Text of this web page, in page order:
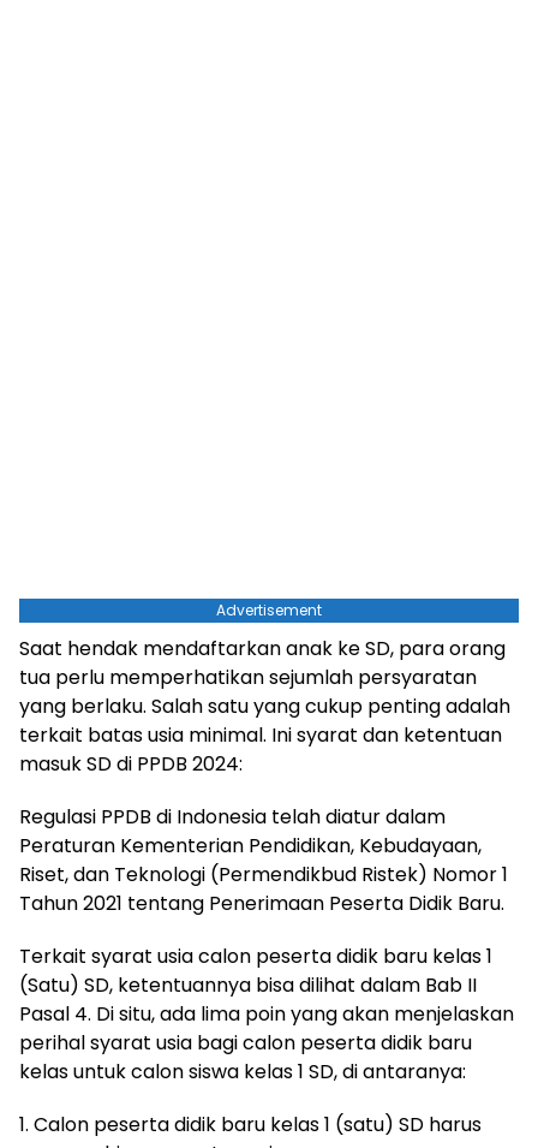
Advertisement
Saat hendak mendaftarkan anak ke SD, para orang
tua perlu memperhatikan sejumlah persyaratan
yang berlaku. Salah satu yang cukup penting adalah
terkait batas usia minimal. Ini syarat dan ketentuan
masuk SD di PPDB 2024:
Regulasi PPDB di Indonesia telah diatur dalam
Peraturan Kementerian Pendidikan, Kebudayaan,
Riset, dan Teknologi (Permendikbud Ristek) Nomor 1
Tahun 2021 tentang Penerimaan Peserta Didik Baru.
Terkait syarat usia calon peserta didik baru kelas 1
(Satu) SD, ketentuannya bisa dilihat dalam Bab II
Pasal 4. Di situ, ada lima poin yang akan menjelaskan
perihal syarat usia bagi calon peserta didik baru
kelas untuk calon siswa kelas 1 SD, di antaranya:
1. Calon peserta didik baru kelas 1 (satu) SD harus